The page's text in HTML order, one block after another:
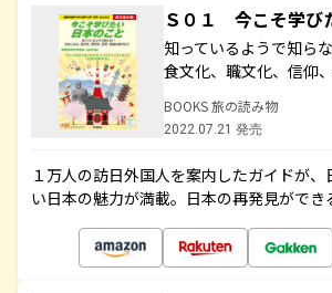
Ｓ０１ 今こそ学び
知っているようで知ら
食文化、職文化、信仰
BOOKS 旅の読み物
2022.07.21 発売
１万人の訪日外国人を案内したガイドが
い日本の魅力が満載。日本の再発見ができ